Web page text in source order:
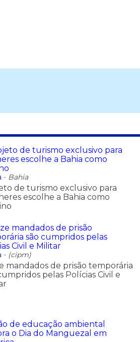
- Bahia
de turismo exclusivo para
escolhe a Bahia como
- (cipm)
mandados de prisão temporária
pelas Polícias Civil e